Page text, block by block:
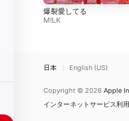
爆裂愛してる
M!LK
日本 English (US)
Copyright © 2026 Apple
インターネットサービス利